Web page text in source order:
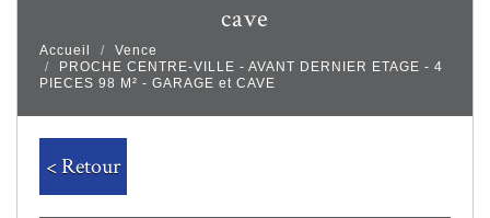
cave
Accueil
Vence
PROCHE CENTRE-VILLE - AVANT DERNIER ETAGE - 4
PIECES 98 M² - GARAGE et CAVE
< Retour